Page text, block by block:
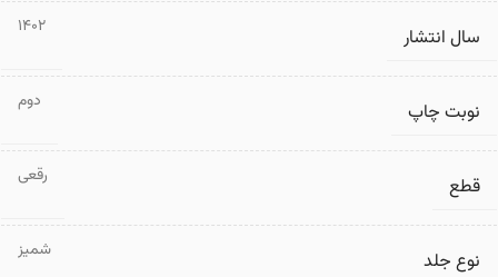
سال انتشار 1402
نوبت چاپ دوم
قطع رقعی
نوع جلد شمیز